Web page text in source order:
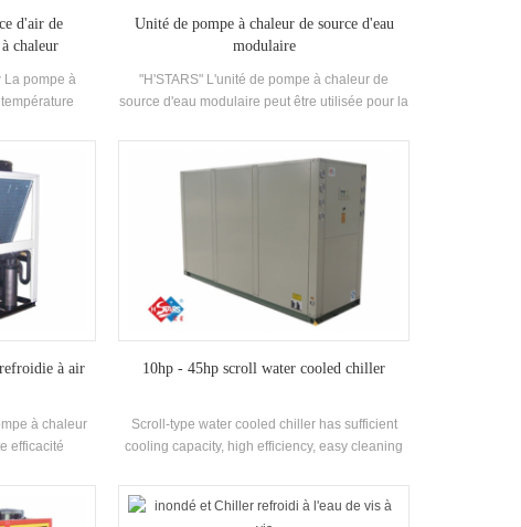
d'air de
chaleur
La pompe à
utilisant de
polluants
chaude est
d'eau
de chauffage,
direct ou au
Unité de pompe à chaleur de source d'eau
modulaire
"H'STARS" L'unité de pompe à chaleur de
source d'eau modulaire peut être utilisée pour la
remplacée par une machine. Le système peut
remplacer la chaudière d'origine et la
climatisation Système; La capacité de
refroidissement suffit, l'efficacité est élevée, le
nettoyage et la maintenance est facile et la note
d'efficacité énergétique est 5-1. niveau.
à air
à chaleur
efficacité
rendement
chaleur et
10hp - 45hp scroll water cooled chiller
Scroll-type water cooled chiller has sufficient
cooling capacity, high efficiency, easy cleaning
4-2. cooling capacity range: 21500 kcal to
113400 kcal (10HP~45HP), suitable for small